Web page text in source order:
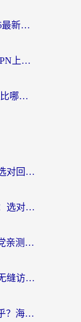
在美国怎么看世界杯？海外党2026最新回国加速器指南：从影音到游戏全搞定
海外党烦恼国内资源打不开？用VPN上海节点+这几点，轻松搞定回国加速！
Malus VPN好用吗？和西游VPN对比哪个回国效果更好？海外党亲测后的真实选择
国外登录不上交管12123？海外党选对回国加速器，无缝访问国内资源不发愁
国外打不开12123？海外华人必看：选对回国加速器，无缝访问国内资源
在国外可以用国内的app吗？海外党亲测有效的回国加速方案
国外微信加速器怎么选？3步教你无缝访问国内资源（附避坑指南）
在国外可以看国内的视频app吗知乎？海外党亲测有效的追剧解决方案